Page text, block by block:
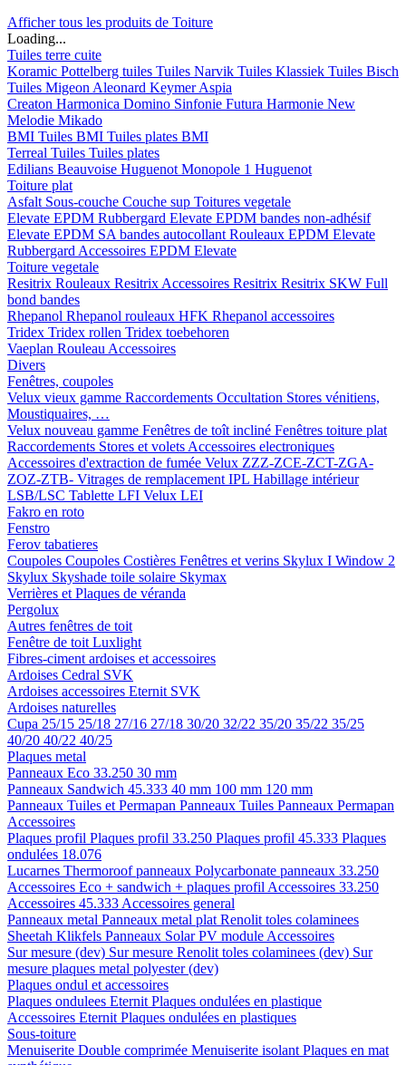
Afficher tous les produits de Toiture
Loading...
Tuiles terre cuite
Koramic Pottelberg tuiles Tuiles Narvik Tuiles Klassiek Tuiles Bisch
Tuiles Migeon Aleonard KeymerAspia
Creaton Harmonica Domino Sinfonie Futura Harmonie New
Melodie Mikado
BMI Tuiles BMI Tuiles plates BMI
Terreal Tuiles Tuiles plates
Edilians Beauvoise Huguenot Monopole 1 Huguenot
Toiture plat
Asfalt Sous-couche Couche sup Toitures vegetale
Elevate EPDM Rubbergard Elevate EPDM bandes non-adhésif
Elevate EPDM SA bandes autocollant Rouleaux EPDM Elevate
Rubbergard Accessoires EPDM Elevate
Toiture vegetale
Resitrix Rouleaux Resitrix Accessoires Resitrix Resitrix SKW Full
bond bandes
Rhepanol Rhepanol rouleaux HFK Rhepanol accessoires
Tridex Tridex rollen Tridex toebehoren
Vaeplan Rouleau Accessoires
Divers
Fenêtres, coupoles
Velux vieux gamme Raccordements Occultation Stores vénitiens,
Moustiquaires, …
Velux nouveau gamme Fenêtres de toît incliné Fenêtres toiture plat
Raccordements Stores et volets Accessoires electroniques
Accessoires d'extraction de fumée Velux ZZZ-ZCE-ZCT-ZGA-
ZOZ-ZTB- Vitrages de remplacement IPL Habillage intérieur
LSB/LSC Tablette LFI Velux LEI
Fakro en roto
Fenstro
Ferov tabatieres
Coupoles Coupoles Costières Fenêtres et verins Skylux I Window 2
Skylux Skyshade toile solaire Skymax
Verrières et Plaques de véranda
Pergolux
Autres fenêtres de toit
Fenêtre de toit Luxlight
Fibres-ciment ardoises et accessoires
Ardoises Cedral SVK
Ardoises accessoires Eternit SVK
Ardoises naturelles
Cupa 25/15 25/18 27/16 27/18 30/20 32/22 35/20 35/22 35/25
40/20 40/22 40/25
Plaques metal
Panneaux Eco 33.250 30 mm
Panneaux Sandwich 45.333 40 mm 100 mm 120 mm
Panneaux Tuiles et Permapan Panneaux Tuiles Panneaux Permapan
Accessoires
Plaques profil Plaques profil 33.250 Plaques profil 45.333 Plaques
ondulées 18.076
Lucarnes Thermoroof panneaux Polycarbonate panneaux 33.250
Accessoires Eco + sandwich + plaques profil Accessoires 33.250
Accessoires 45.333 Accessoires general
Panneaux metal Panneaux metal plat Renolit toles colaminees
Sheetah Klikfels Panneaux Solar PV module Accessoires
Sur mesure (dev) Sur mesure Renolit toles colaminees (dev) Sur
mesure plaques metal polyester (dev)
Plaques ondul et accessoires
Plaques ondulees Eternit Plaques ondulées en plastique
Accessoires Eternit Plaques ondulées en plastiques
Sous-toiture
Menuiserite Double comprimée Menuiserite isolant Plaques en mat